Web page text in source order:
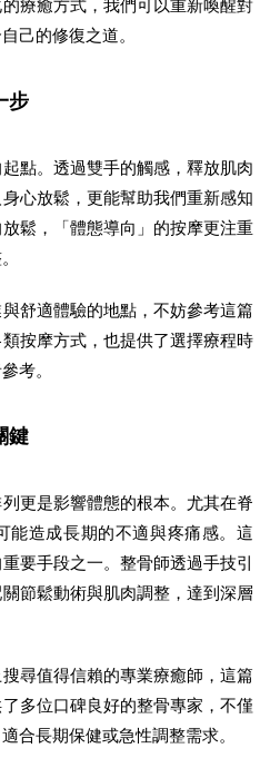
療癒方式，我們可以重新喚醒對
己的修復之道。
步
點。透過雙手的觸感，釋放肌肉
心放鬆，更能幫助我們重新感知
鬆，「體態導向」的按摩更注重
舒適體驗的地點，不妨參考這篇
按摩方式，也提供了選擇療程時
考。
鍵
更是影響體態的根本。尤其在脊
能造成長期的不適與疼痛感。這
要手段之一。整骨師透過手技引
節鬆動術與肌肉調整，達到深層
尋值得信賴的專業療癒師，這篇
了多位口碑良好的整骨專家，不僅
合長期保健或急性調整需求。